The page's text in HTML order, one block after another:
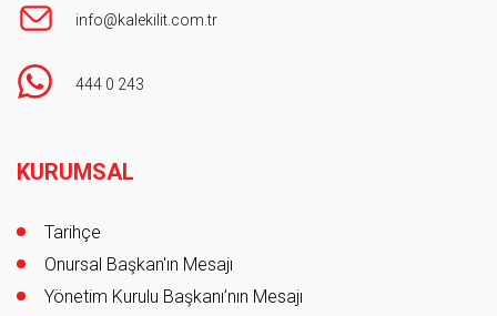
info@kalekilit.com.tr
444 0 243
KURUMSAL
Tarihçe
Onursal Başkan'ın Mesajı
Yönetim Kurulu Başkanı’nın Mesajı